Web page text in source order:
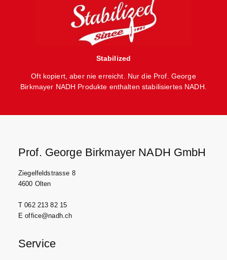
Stabilized
Oft kopiert, aber nie erreicht. Nur die Prof. George
Birkmayer NADH Produkte enthalten stabilisiertes NADH.
Prof. George Birkmayer NADH GmbH
Ziegelfeldstrasse 8
4600 Olten
T 062 213 82 15
E office@nadh.ch
Service